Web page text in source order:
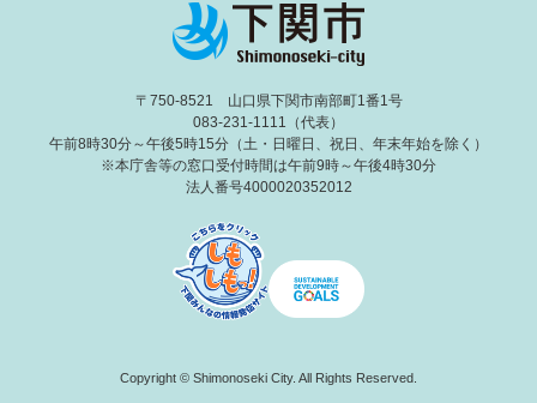
〒750-8521 山口県下関市南部町1番1号
083-231-1111（代表）
午前8時30分～午後5時15分（土・日曜日、祝日、年末年始を除く）
※本庁舎等の窓口受付時間は午前9時～午後4時30分
法人番号4000020352012
Copyright © Shimonoseki City. All Rights Reserved.